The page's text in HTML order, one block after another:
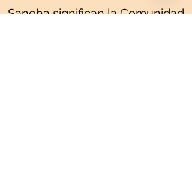
Sangha significan la Comunidad